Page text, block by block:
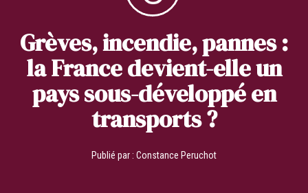
Grèves, incendie, pannes :
la France devient-elle un
pays sous-développé en
transports ?
Publié par : Constance Peruchot